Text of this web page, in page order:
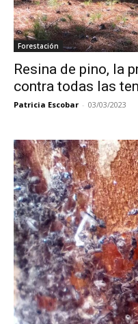
Forestación
Resina de pino, la
contra todas las
Patricia Escobar - 03/03/2023